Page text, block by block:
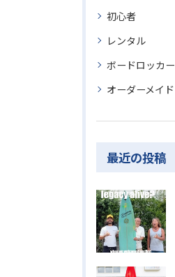
初心者
レンタル
ボードロッカー
オーダーメイド
最近の投稿